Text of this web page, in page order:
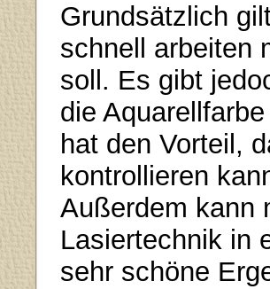
Grundsätzlich
schnell arbeiten
soll. Es gibt
die
hat den Vorteil,
kontrollieren
Außerdem kann
Lasiertechnik in
sehr schöne